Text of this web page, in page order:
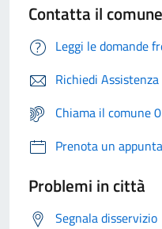
Contatta il comune
Leggi le domande
Richiedi Assistenza
Chiama il comune
Prenota un
Problemi in città
Segnala disservizio